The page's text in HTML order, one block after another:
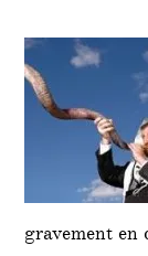
gravement en